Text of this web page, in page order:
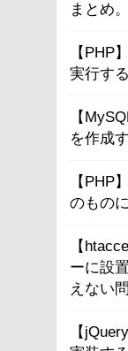
まとめ。
【PHP
実行する
【
を作成
【PHP
のもの
【
ーに設
えない
【